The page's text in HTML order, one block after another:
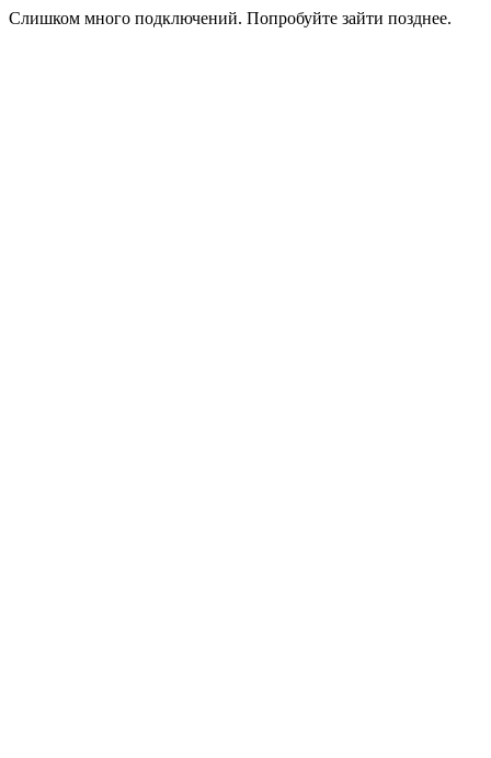
Слишком много подключений. Попробуйте зайти позднее.